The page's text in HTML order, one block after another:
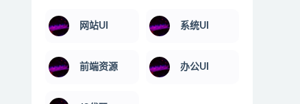
网站UI 系统UI
前端资源 办公UI